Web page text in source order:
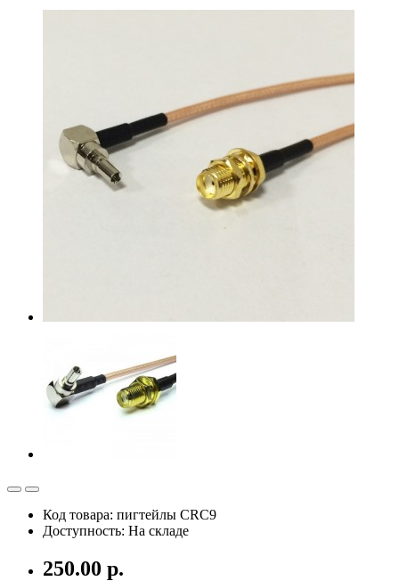
Код товара: пигтейлы CRC9
Доступность: На складе
250.00 р.